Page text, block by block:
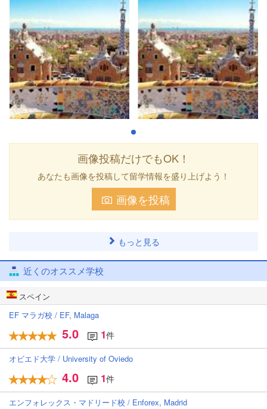
画像投稿だけでもOK！
あなたも画像を投稿して留学情報を盛り上げよう！
画像を投稿
もっと見る
近くのオススメ学校
スペイン
EF マラガ校 / EF, Malaga
5.0 1件
オビエド大学 / University of Oviedo
4.0 1件
エンフォレックス・マドリード校 / Enforex, Madrid